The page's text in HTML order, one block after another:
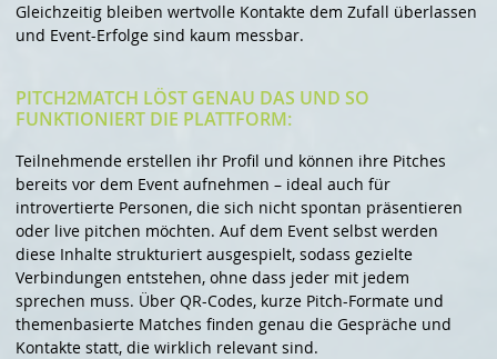
Gleichzeitig bleiben wertvolle Kontakte dem Zufall überlassen
und Event-Erfolge sind kaum messbar.
PITCH2MATCH LÖST GENAU DAS UND SO
FUNKTIONIERT DIE PLATTFORM:
Teilnehmende erstellen ihr Profil und können ihre Pitches
bereits vor dem Event aufnehmen – ideal auch für
introvertierte Personen, die sich nicht spontan präsentieren
oder live pitchen möchten. Auf dem Event selbst werden
diese Inhalte strukturiert ausgespielt, sodass gezielte
Verbindungen entstehen, ohne dass jeder mit jedem
sprechen muss. Über QR-Codes, kurze Pitch-Formate und
themenbasierte Matches finden genau die Gespräche und
Kontakte statt, die wirklich relevant sind.